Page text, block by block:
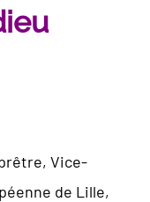
Vice-
de Lille,